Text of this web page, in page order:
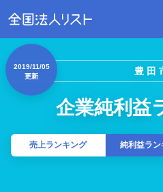
豊田
企業純利益
2019/11/05
更新
売上ランキング 純利益ラン